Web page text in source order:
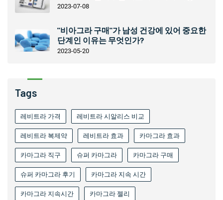
2023-07-08
"비아그라 구매"가 남성 건강에 있어 중요한
단계인 이유는 무엇인가?
2023-05-20
Tags
레비트라 가격 레비트라 시알리스 비교
레비트라 복제약 레비트라 효과 카마그라 효과
카마그라 직구 슈퍼 카마그라 카마그라 구매
슈퍼 카마그라 후기 카마그라 지속 시간
카마그라 지속시간 카마그라 젤리